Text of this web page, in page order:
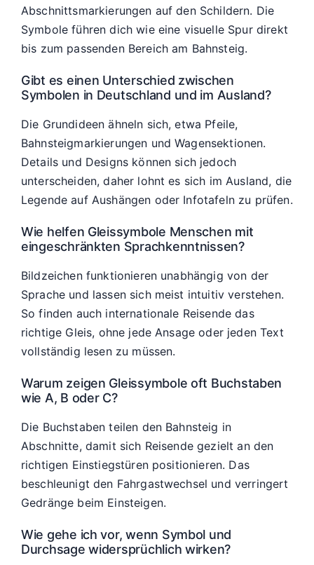
Abschnittsmarkierungen auf den Schildern. Die
Symbole führen dich wie eine visuelle Spur direkt
bis zum passenden Bereich am Bahnsteig.
Gibt es einen Unterschied zwischen
Symbolen in Deutschland und im Ausland?
Die Grundideen ähneln sich, etwa Pfeile,
Bahnsteigmarkierungen und Wagensektionen.
Details und Designs können sich jedoch
unterscheiden, daher lohnt es sich im Ausland, die
Legende auf Aushängen oder Infotafeln zu prüfen.
Wie helfen Gleissymbole Menschen mit
eingeschränkten Sprachkenntnissen?
Bildzeichen funktionieren unabhängig von der
Sprache und lassen sich meist intuitiv verstehen.
So finden auch internationale Reisende das
richtige Gleis, ohne jede Ansage oder jeden Text
vollständig lesen zu müssen.
Warum zeigen Gleissymbole oft Buchstaben
wie A, B oder C?
Die Buchstaben teilen den Bahnsteig in
Abschnitte, damit sich Reisende gezielt an den
richtigen Einstiegstüren positionieren. Das
beschleunigt den Fahrgastwechsel und verringert
Gedränge beim Einsteigen.
Wie gehe ich vor, wenn Symbol und
Durchsage widersprüchlich wirken?